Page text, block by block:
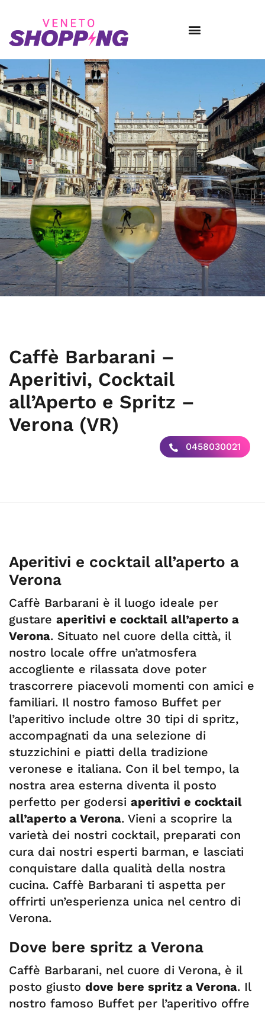
Caffè Barbarani –
Aperitivi, Cocktail
all’Aperto e Spritz –
Verona (VR)
0458030021
Aperitivi e cocktail all’aperto a
Verona
Caffè Barbarani è il luogo ideale per
gustare aperitivi e cocktail all’aperto a
Verona. Situato nel cuore della città, il
nostro locale offre un’atmosfera
accogliente e rilassata dove poter
trascorrere piacevoli momenti con amici e
familiari. Il nostro famoso Buffet per
l’aperitivo include oltre 30 tipi di spritz,
accompagnati da una selezione di
stuzzichini e piatti della tradizione
veronese e italiana. Con il bel tempo, la
nostra area esterna diventa il posto
perfetto per godersi aperitivi e cocktail
all’aperto a Verona. Vieni a scoprire la
varietà dei nostri cocktail, preparati con
cura dai nostri esperti barman, e lasciati
conquistare dalla qualità della nostra
cucina. Caffè Barbarani ti aspetta per
offrirti un’esperienza unica nel centro di
Verona.
Dove bere spritz a Verona
Caffè Barbarani, nel cuore di Verona, è il
posto giusto dove bere spritz a Verona. Il
nostro famoso Buffet per l’aperitivo offre